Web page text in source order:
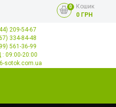
0
Кошик
0 ГРН
209-54-67
334-84-48
561-36-99
: 09:00-20:00
sotok.com.ua